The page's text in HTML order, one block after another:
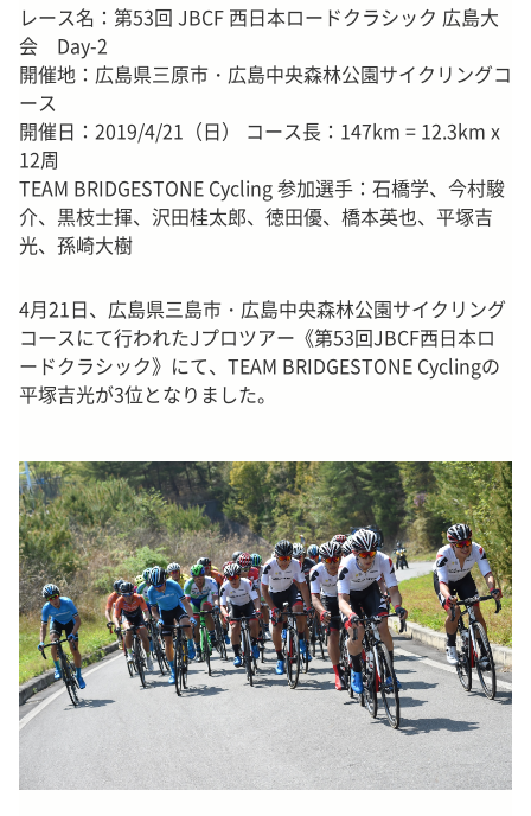
レース名：第53回 JBCF 西日本ロードクラシック 広島大
会 Day-2
開催地：広島県三原市・広島中央森林公園サイクリングコ
ース
開催日：2019/4/21（日） コース長：147km = 12.3km x
12周
TEAM BRIDGESTONE Cycling 参加選手：石橋学、今村駿
介、黒枝士揮、沢田桂太郎、徳田優、橋本英也、平塚吉
光、孫崎大樹
4月21日、広島県三島市・広島中央森林公園サイクリング
コースにて行われたJプロツアー《第53回JBCF西日本ロ
ードクラシック》にて、TEAM BRIDGESTONE Cyclingの
平塚吉光が3位となりました。